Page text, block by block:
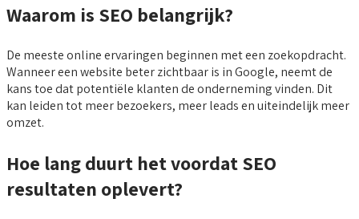
Waarom is SEO belangrijk?
De meeste online ervaringen beginnen met een zoekopdracht.
Wanneer een website beter zichtbaar is in Google, neemt de
kans toe dat potentiële klanten de onderneming vinden. Dit
kan leiden tot meer bezoekers, meer leads en uiteindelijk meer
omzet.
Hoe lang duurt het voordat SEO
resultaten oplevert?